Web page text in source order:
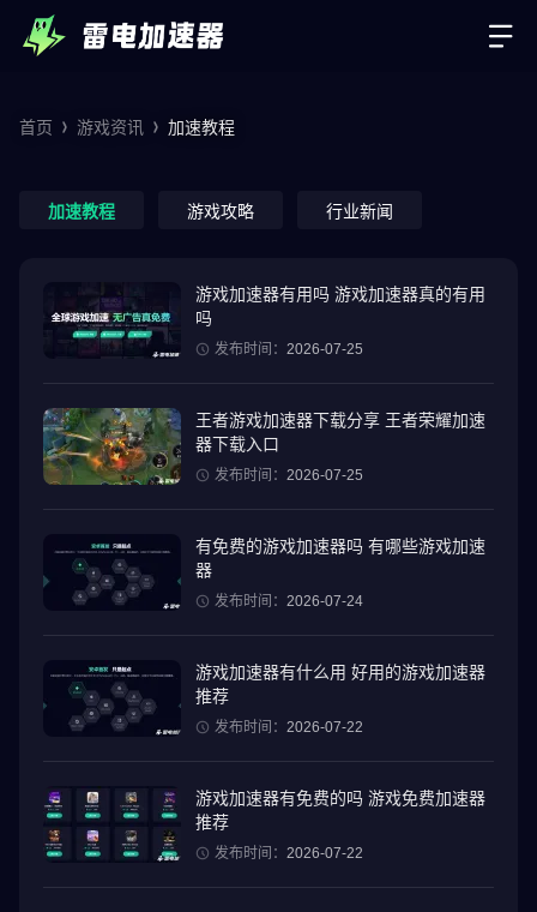
首页 游戏资讯 加速教程
加速教程 游戏攻略 行业新闻
游戏加速器有用吗 游戏加速器真的有用
吗
发布时间： 2026-07-25
王者游戏加速器下载分享 王者荣耀加速
器下载入口
发布时间： 2026-07-25
有免费的游戏加速器吗 有哪些游戏加速
器
发布时间： 2026-07-24
游戏加速器有什么用 好用的游戏加速器
推荐
发布时间： 2026-07-22
游戏加速器有免费的吗 游戏免费加速器
推荐
发布时间： 2026-07-22